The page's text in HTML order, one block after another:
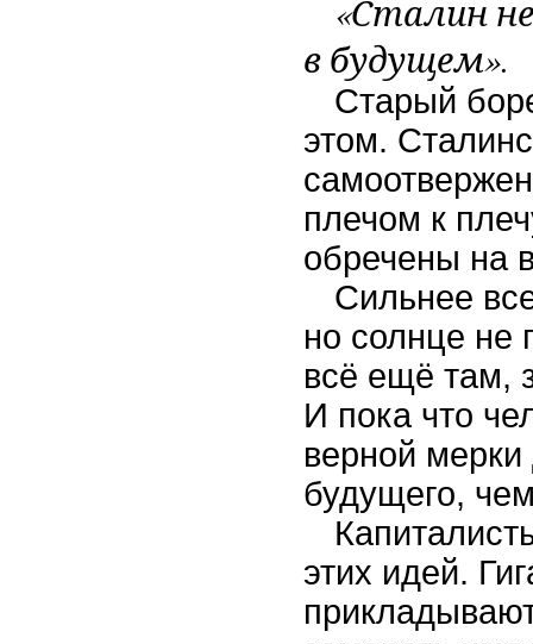
«Сталин
в будущем».
Старый
этом.
плечом к
обречены на
Сильнее
но солнце не
всё ещё там,
И пока что
верной
будущего,
этих идей.